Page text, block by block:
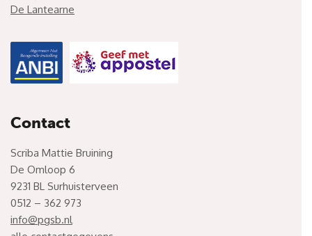
De Lantearne
Contact
Scriba Mattie Bruining
De Omloop 6
9231 BL Surhuisterveen
0512 – 362 973
info@pgsb.nl